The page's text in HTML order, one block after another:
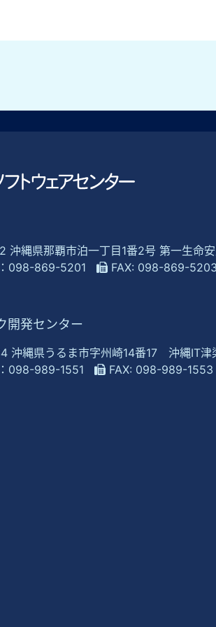
沖縄県那覇市泊一丁目1番2号 第一生命
098-869-5201 FAX: 098-869-5203
開発センター
沖縄県うるま市字州崎14番17 沖縄IT津
098-989-1551 FAX: 098-989-1553